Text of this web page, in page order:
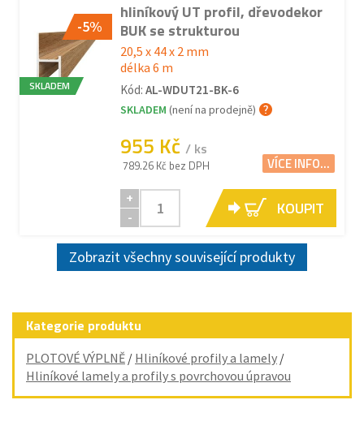
-5%
SKLADEM
hliníkový UT profil, dřevodekor
BUK se strukturou
20,5 x 44 x 2 mm
délka 6 m
Kód: AL-WDUT21-BK-6
SKLADEM (není na prodejně)
955 Kč / ks
789.26 Kč bez DPH VÍCE INFO...
+
-
KOUPIT
Zobrazit všechny související produkty
Kategorie produktu
PLOTOVÉ VÝPLNĚ / Hliníkové profily a lamely /
Hliníkové lamely a profily s povrchovou úpravou